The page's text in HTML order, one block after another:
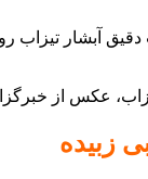
آبشار تیزاب
عکس از